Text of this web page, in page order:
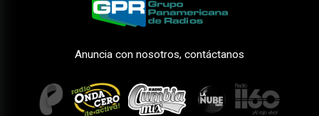
Anuncia con nosotros, contáctanos